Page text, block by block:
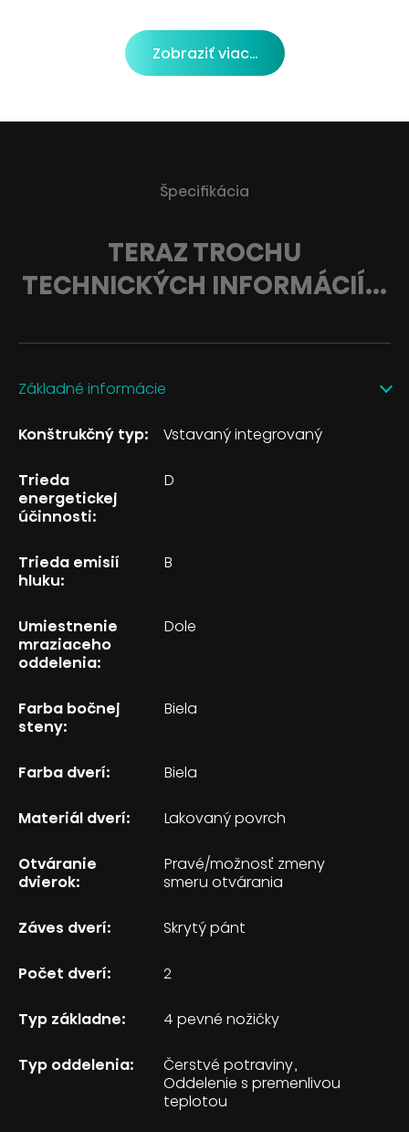
Zobraziť viac...
Špecifikácia
TERAZ TROCHU
TECHNICKÝCH INFORMÁCIÍ...
Základné informácie
Konštrukčný typ: Vstavaný integrovaný
Trieda
energetickej
účinnosti:
D
Trieda emisií
hluku:
B
Umiestnenie
mraziaceho
oddelenia:
Dole
Farba bočnej
steny:
Biela
Farba dverí: Biela
Materiál dverí: Lakovaný povrch
Otváranie
dvierok:
Pravé/možnosť zmeny
smeru otvárania
Záves dverí: Skrytý pánt
Počet dverí: 2
Typ základne: 4 pevné nožičky
Typ oddelenia:
Čerstvé potraviny
Oddelenie s premenlivou
teplotou